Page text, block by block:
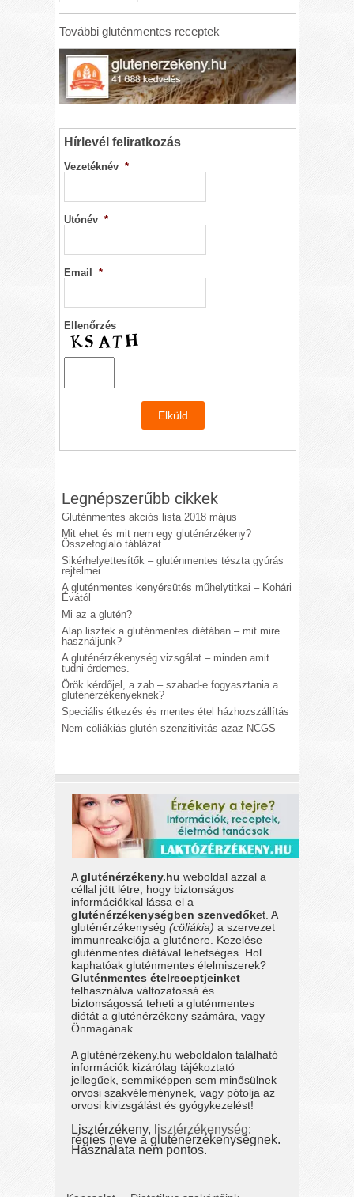
További gluténmentes receptek
Hírlevél feliratkozás
Vezetéknév *
Utónév *
Email *
Ellenőrzés
Legnépszerűbb cikkek
Gluténmentes akciós lista 2018 május
Mit ehet és mit nem egy gluténérzékeny?
Összefoglaló táblázat.
Sikérhelyettesítők – gluténmentes tészta gyúrás
rejtelmei
A gluténmentes kenyérsütés műhelytitkai – Kohári
Évától
Mi az a glutén?
Alap lisztek a gluténmentes diétában – mit mire
használjunk?
A gluténérzékenység vizsgálat – minden amit
tudni érdemes.
Örök kérdőjel, a zab – szabad-e fogyasztania a
gluténérzékenyeknek?
Speciális étkezés és mentes étel házhozszállítás
Nem cöliákiás glutén szenzitivitás azaz NCGS
Agluténérzékeny.hu weboldal azzal a
céllal jött létre, hogy biztonságos
információkkal lássa el a
gluténérzékenységben szenvedőket. A
gluténérzékenység(cöliákia) a szervezet
immunreakciója a gluténere. Kezelése
gluténmentes diétával lehetséges. Hol
kaphatóak gluténmentes élelmiszerek?
Gluténmentes ételreceptjeinket
felhasználva változatossá és
biztonságossá teheti a gluténmentes
diétát a gluténérzékeny számára, vagy
Önmagának.
A gluténérzékeny.hu weboldalon található
információk kizárólag tájékoztató
jellegűek, semmiképpen sem minősülnek
orvosi szakvéleménynek, vagy pótolja az
orvosi kivizsgálást és gyógykezelést!
Lisztérzékeny, lisztérzékenység:
régies neve a gluténérzékenységnek.
Használata nem pontos.